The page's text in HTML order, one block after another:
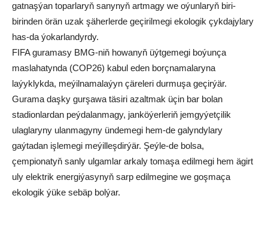
gatnaşýan toparlaryň sanynyň artmagy we oýunlaryň biri-
birinden örän uzak şäherlerde geçirilmegi ekologik çykdajylary
has-da ýokarlandyrdy.
FIFA guramasy BMG-niň howanyň üýtgemegi boýunça
maslahatynda (COP26) kabul eden borçnamalaryna
laýyklykda, meýilnamalaýyn çäreleri durmuşa geçirýär.
Gurama daşky gurşawa täsiri azaltmak üçin bar bolan
stadionlardan peýdalanmagy, janköýerleriň jemgyýetçilik
ulaglaryny ulanmagyny ündemegi hem-de galyndylary
gaýtadan işlemegi meýilleşdirýär. Şeýle-de bolsa,
çempionatyň sanly ulgamlar arkaly tomaşa edilmegi hem ägirt
uly elektrik energiýasynyň sarp edilmegine we goşmaça
ekologik ýüke sebäp bolýar.